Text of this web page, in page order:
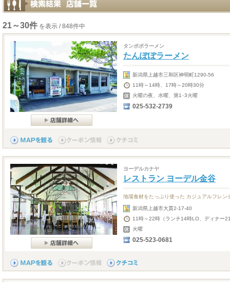
21～30件 を表示 / 848件中
タンポポラーメン
たんぽぽラーメン
新潟県上越市三和区神明町1290-56
11時～14時、17時～20時30分
火曜の夜、水曜、第1･3火曜
025-532-2739
ヨーデルカナヤ
レストラン ヨーデル金谷
地場食材をたっぷり使った カジュアルフレン
新潟県上越市大貫2-17-40
11時～22時（ランチ14時LO、ディナー
火曜
025-523-0681